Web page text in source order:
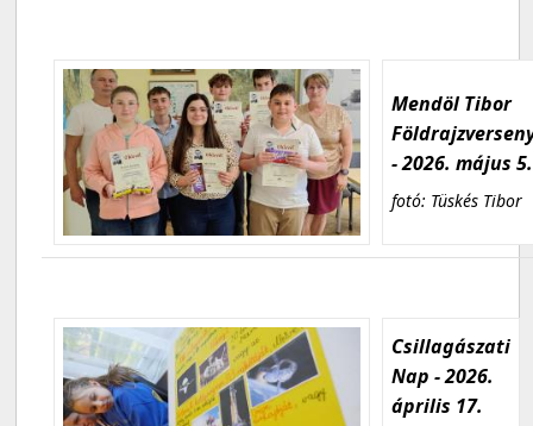
Mendöl Tibor
- 2026. május 5.
fotó: Tüskés Tibor
Csillagászati
Nap - 2026.
április 17.